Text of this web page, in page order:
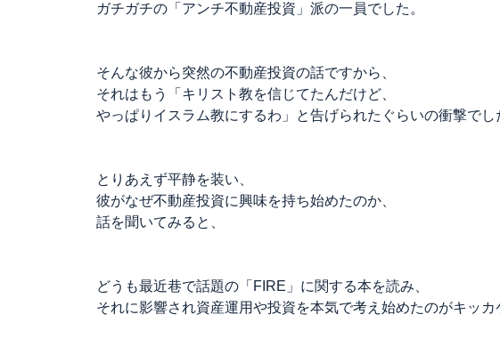
ガチガチの「アンチ不動産投資」派の一員でした。
そんな彼から突然の不動産投資の話ですから、
それはもう「キリスト教を信じてたんだけど、
やっぱりイスラム教にするわ」と告げられたぐらいの衝撃でし
とりあえず平静を装い、
彼がなぜ不動産投資に興味を持ち始めたのか、
話を聞いてみると、
どうも最近巷で話題の「FIRE」に関する本を読み、
それに影響され資産運用や投資を本気で考え始めたのがキッカ